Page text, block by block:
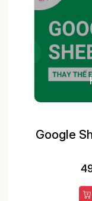
Google
cao,